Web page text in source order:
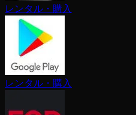
レンタル・購入
レンタル・購入